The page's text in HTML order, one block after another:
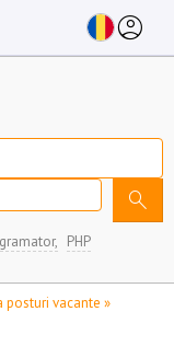
account_circle
search
PHP
posturi vacante »